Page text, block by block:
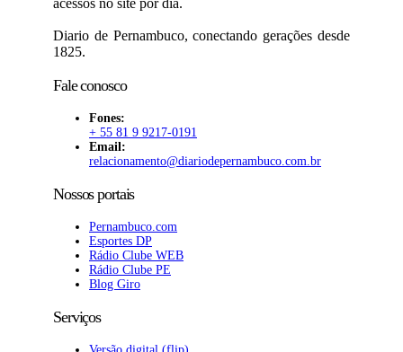
acessos no site por dia.
Diario de Pernambuco, conectando gerações desde
1825.
Fale conosco
Fones:
+ 55 81 9 9217-0191
Email:
relacionamento@diariodepernambuco.com.br
Nossos portais
Pernambuco.com
Esportes DP
Rádio Clube WEB
Rádio Clube PE
Blog Giro
Serviços